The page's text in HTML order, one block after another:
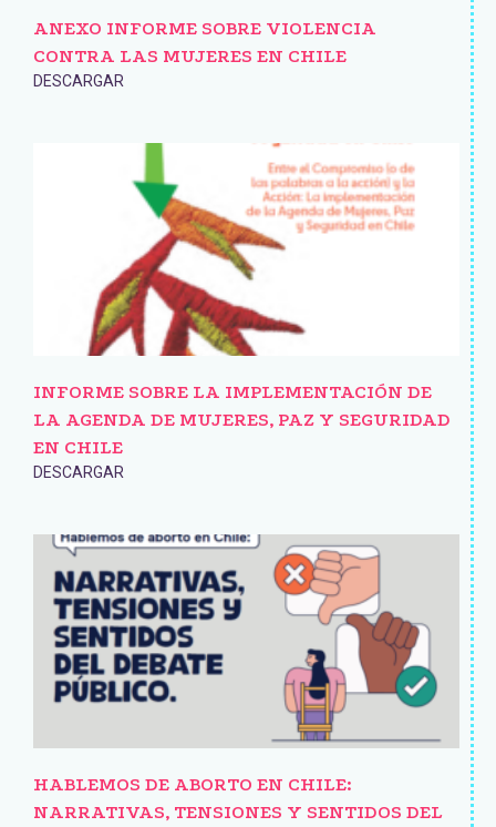
ANEXO INFORME SOBRE VIOLENCIA
CONTRA LAS MUJERES EN CHILE
DESCARGAR
INFORME SOBRE LA IMPLEMENTACIÓN DE
LA AGENDA DE MUJERES, PAZ Y SEGURIDAD
EN CHILE
DESCARGAR
HABLEMOS DE ABORTO EN CHILE:
NARRATIVAS, TENSIONES Y SENTIDOS DEL